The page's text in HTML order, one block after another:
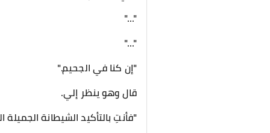
"..."
"..."
"إن كنا في الجحيم."
قال وهو ينظر إلي.
"فأنتِ بالتأكيد الشيطانة